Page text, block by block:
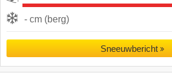
- cm (berg)
Sneeuwbericht